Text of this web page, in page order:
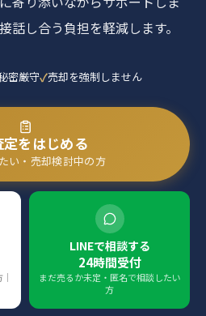
話し合う負担を軽減します。
密厳守 売却を強制しません
をはじめる
い・売却検討中の方
LINEで相談する
24時間受付
まだ売るか未定・匿名で相談したい
方